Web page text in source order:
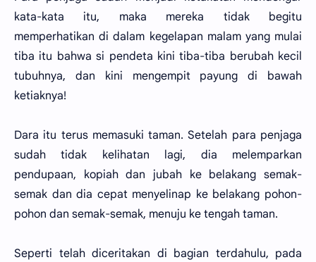
kata-kata itu, maka mereka tidak begitu
memperhatikan di dalam kegelapan malam yang mulai
tiba itu bahwa si pendeta kini tiba-tiba berubah kecil
tubuhnya, dan kini mengempit payung di bawah
ketiaknya!
Dara itu terus memasuki taman. Setelah para penjaga
sudah tidak kelihatan lagi, dia melemparkan
pendupaan, kopiah dan jubah ke belakang semak-
semak dan dia cepat menyelinap ke belakang pohon-
pohon dan semak-semak, menuju ke tengah taman.
Seperti telah diceritakan di bagian terdahulu, pada